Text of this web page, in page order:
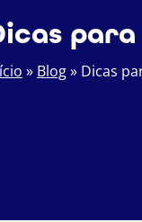
» Blog» Dicas